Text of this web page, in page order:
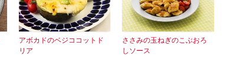
アボカドのベジココットド
リア
ささみの玉ねぎのこぶおろ
しソース